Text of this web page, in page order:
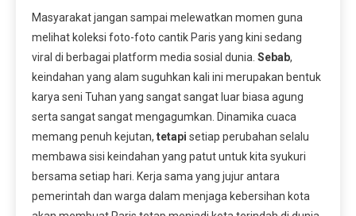
Masyarakat jangan sampai melewatkan momen guna
melihat koleksi foto-foto cantik Paris yang kini sedang
viral di berbagai platform media sosial dunia. Sebab,
keindahan yang alam suguhkan kali ini merupakan bentuk
karya seni Tuhan yang sangat sangat luar biasa agung
serta sangat sangat mengagumkan. Dinamika cuaca
memang penuh kejutan, tetapi setiap perubahan selalu
membawa sisi keindahan yang patut untuk kita syukuri
bersama setiap hari. Kerja sama yang jujur antara
pemerintah dan warga dalam menjaga kebersihan kota